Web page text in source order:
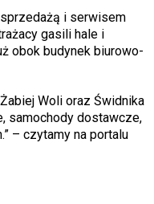
i serwisem
gasili hale i
obok budynek biurowo-
Woli oraz Świdnika
samochody dostawcze,
– czytamy na portalu